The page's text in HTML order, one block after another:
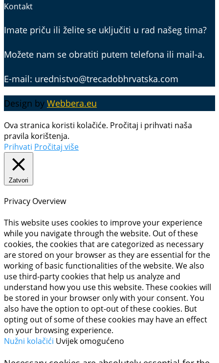
Kontakt
Imate priču ili želite se uključiti u rad našeg tima?
Možete nam se obratiti putem telefona ili mail-a.
E-mail: urednistvo@trecadobhrvatska.com
Design by Webbera.eu
Ova stranica koristi kolačiće. Pročitaj i prihvati naša
pravila korištenja.
Prihvati Pročitaj više
Zatvori
Privacy Overview
This website uses cookies to improve your experience
while you navigate through the website. Out of these
cookies, the cookies that are categorized as necessary
are stored on your browser as they are essential for the
working of basic functionalities of the website. We also
use third-party cookies that help us analyze and
understand how you use this website. These cookies will
be stored in your browser only with your consent. You
also have the option to opt-out of these cookies. But
opting out of some of these cookies may have an effect
on your browsing experience.
Nužni kolačići Uvijek omogućeno